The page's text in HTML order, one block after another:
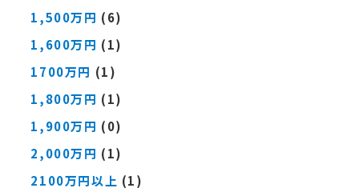
1,500万円 (6)
1,600万円 (1)
1700万円 (1)
1,800万円 (1)
1,900万円 (0)
2,000万円 (1)
2100万円以上 (1)